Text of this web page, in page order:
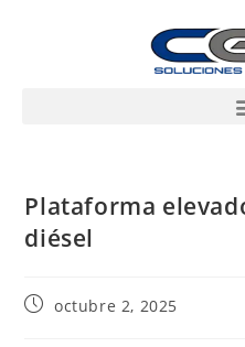
Plataforma
diésel
octubre 2, 2025